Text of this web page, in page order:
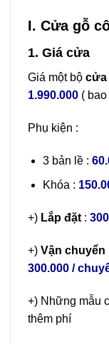
I. Cửa gỗ
1. Giá cửa
Giá một bộ cửa
1.990.000 (
Phụ kiện :
3 bản lề :
Khóa :
+) Lắp đặt :
+) Vận chuyển
300.000 /
+) Những mẫu
thêm phí